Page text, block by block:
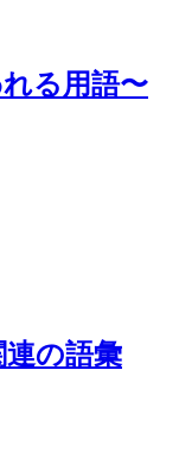
る用語〜
の語彙